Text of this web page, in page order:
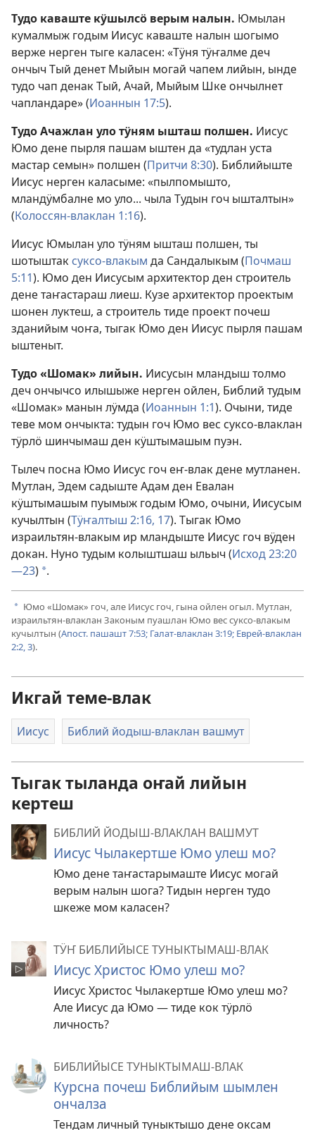
Тудо каваште кӱшылсӧ верым налын. Юмылан
кумалмыж годым Иисус каваште налын шогымо
верже нерген тыге каласен: «Тӱня тӱҥалме деч
ончыч Тый денет Мыйын могай чапем лийын, ынде
тудо чап денак Тый, Ачай, Мыйым Шке ончылнет
чапландаре» (Иоаннын 17:5).
Тудо Ачажлан уло тӱням ышташ полшен. Иисус
Юмо дене пырля пашам ыштен да «тудлан уста
мастар семын» полшен (Притчи 8:30). Библийыште
Иисус нерген каласыме: «пылпомышто,
мландӱмбалне мо уло... чыла Тудын гоч ышталтын»
(Колоссян-влаклан 1:16).
Иисус Юмылан уло тӱням ышташ полшен, ты
шотыштак суксо-влакым да Сандалыкым (Почмаш
5:11). Юмо ден Иисусым архитектор ден строитель
дене таҥастараш лиеш. Кузе архитектор проектым
шонен луктеш, а строитель тиде проект почеш
зданийым чоҥа, тыгак Юмо ден Иисус пырля пашам
ыштеныт.
Тудо «Шомак» лийын. Иисусын мландыш толмо
деч ончычсо илышыже нерген ойлен, Библий тудым
«Шомак» манын лӱмда (Иоаннын 1:1). Очыни, тиде
теве мом ончыкта: тудын гоч Юмо вес суксо-влаклан
тӱрлӧ шинчымаш ден кӱштымашым пуэн.
Тылеч посна Юмо Иисус гоч еҥ-влак дене мутланен.
Мутлан, Эдем садыште Адам ден Евалан
кӱштымашым пуымыж годым Юмо, очыни, Иисусым
кучылтын (Тӱҥалтыш 2:16, 17). Тыгак Юмо
израильтян-влакым ир мландыште Иисус гоч вӱден
докан. Нуно тудым колыштшаш ыльыч (Исход 23:20
—23) a.
a Юмо «Шомак» гоч, але Иисус гоч, гына ойлен огыл. Мутлан,
израильтян-влаклан Законым пуашлан Юмо вес суксо-влакым
кучылтын (Апост. пашашт 7:53; Галат-влаклан 3:19; Еврей-влаклан
2:2, 3).
Икгай теме-влак
Иисус Библий йодыш-влаклан вашмут
Тыгак тыланда оҥай лийын
кертеш
БИБЛИЙ ЙОДЫШ-ВЛАКЛАН ВАШМУТ
Иисус Чылакертше Юмо улеш мо?
Юмо дене таҥастарымаште Иисус могай
верым налын шога? Тидын нерген тудо
шкеже мом каласен?
ТӰҤ БИБЛИЙЫСЕ ТУНЫКТЫМАШ-ВЛАК
Иисус Христос Юмо улеш мо?
Иисус Христос Чылакертше Юмо улеш мо?
Але Иисус да Юмо — тиде кок тӱрлӧ
личность?
БИБЛИЙЫСЕ ТУНЫКТЫМАШ-ВЛАК
Курсна почеш Библийым шымлен
ончалза
Тендам личный туныктышо дене оксам